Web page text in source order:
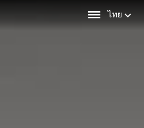
ไทย